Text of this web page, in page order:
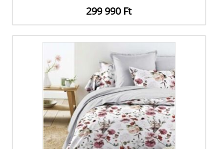
299 990 Ft